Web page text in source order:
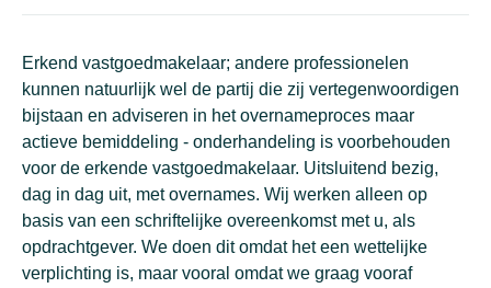
Erkend vastgoedmakelaar; andere professionelen
kunnen natuurlijk wel de partij die zij vertegenwoordigen
bijstaan en adviseren in het overnameproces maar
actieve bemiddeling - onderhandeling is voorbehouden
voor de erkende vastgoedmakelaar. Uitsluitend bezig,
dag in dag uit, met overnames. Wij werken alleen op
basis van een schriftelijke overeenkomst met u, als
opdrachtgever. We doen dit omdat het een wettelijke
verplichting is, maar vooral omdat we graag vooraf